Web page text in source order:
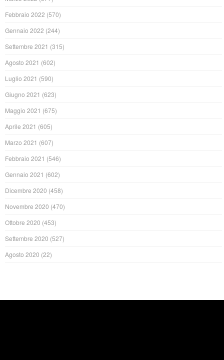
Febbraio 2022 (570)
Gennaio 2022 (244)
Settembre 2021 (315)
Agosto 2021 (602)
Luglio 2021 (590)
Giugno 2021 (623)
Maggio 2021 (675)
Aprile 2021 (605)
Marzo 2021 (607)
Febbraio 2021 (546)
Gennaio 2021 (602)
Dicembre 2020 (458)
Novembre 2020 (470)
Ottobre 2020 (453)
Settembre 2020 (527)
Agosto 2020 (22)